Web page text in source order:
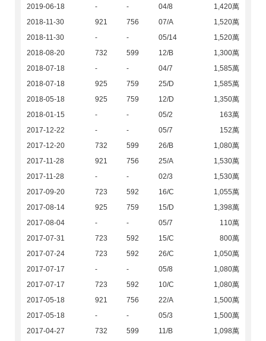
2019-06-18 - - 04/8
1,420萬
2018-11-30
921 756 07/A
1,520萬
2018-11-30
- - 05/14
1,520萬
2018-08-20
732 599 12/B
1,300萬
2018-07-18
- - 04/7
1,585萬
2018-07-18
925 759 25/D
1,585萬
2018-05-18
925 759 12/D
1,350萬
2018-01-15
- - 05/2
163萬
2017-12-22
- - 05/7
152萬
2017-12-20
732 599 26/B
1,080萬
2017-11-28
921 756 25/A
1,530萬
2017-11-28
- - 02/3
1,530萬
2017-09-20
723 592 16/C
1,055萬
2017-08-14
925 759 15/D
1,398萬
2017-08-04
- - 05/7
110萬
2017-07-31
723 592 15/C
800萬
2017-07-24
723 592 26/C
1,050萬
2017-07-17
- - 05/8
1,080萬
2017-07-17
723 592 10/C
1,080萬
2017-05-18
921 756 22/A
1,500萬
2017-05-18
- - 05/3
1,500萬
2017-04-27
732 599 11/B
1,098萬